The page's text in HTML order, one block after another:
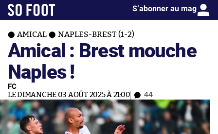
S’abonner au mag
AMICAL NAPLES-BREST (1-2)
Amical : Brest mouche
Naples !
FC
LE DIMANCHE 03 AOÛT 2025 À 21:00 44